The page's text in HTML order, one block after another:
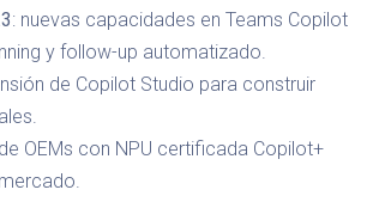
: nuevas capacidades en Teams Copilot
y follow-up automatizado.
de Copilot Studio para construir
OEMs con NPU certificada Copilot+